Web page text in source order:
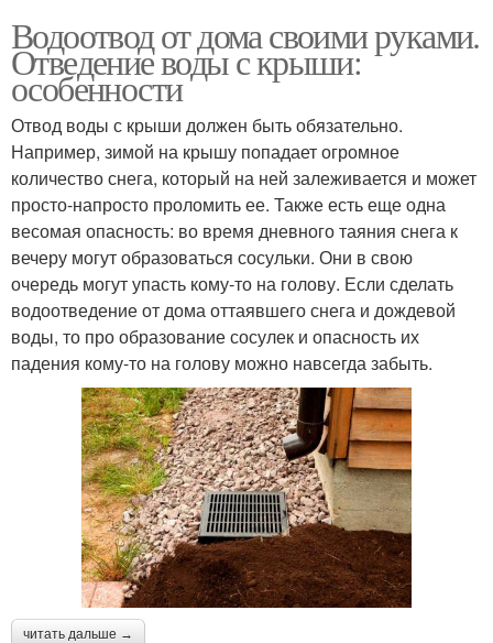
Водоотвод от дома своими руками.
Отведение воды с крыши:
особенности
Отвод воды с крыши должен быть обязательно.
Например, зимой на крышу попадает огромное
количество снега, который на ней залеживается и может
просто-напросто проломить ее. Также есть еще одна
весомая опасность: во время дневного таяния снега к
вечеру могут образоваться сосульки. Они в свою
очередь могут упасть кому-то на голову. Если сделать
водоотведение от дома оттаявшего снега и дождевой
воды, то про образование сосулек и опасность их
падения кому-то на голову можно навсегда забыть.
читать дальше →